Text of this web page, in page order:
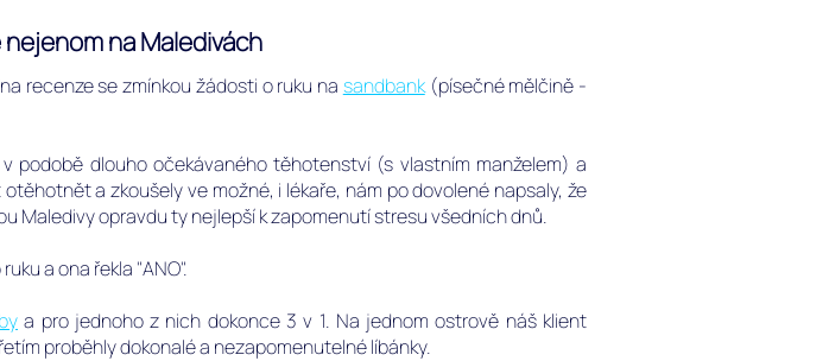
na Maledivách
recenze se zmínkou žádosti o ruku na sandbank(písečné mělčině -
podobě dlouho očekávaného těhotenství (s vlastním manželem) a
a zkoušely ve možné, i lékaře, nám po dovolené napsaly, že
Maledivy opravdu ty nejlepší k zapomenutí stresu všedních dnů.
a ona řekla "ANO".
a pro jednoho z nich dokonce3 v 1. Na jednom ostrově náš klient
proběhly dokonalé a nezapomenutelné líbánky.